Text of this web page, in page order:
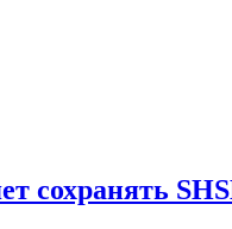
сохранять